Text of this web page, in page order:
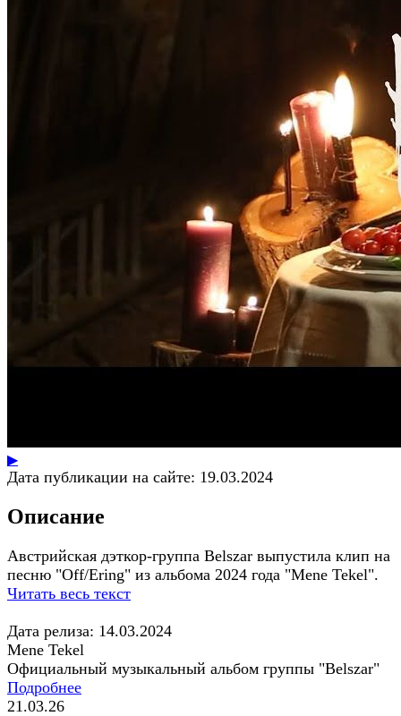
▶
Дата публикации на сайте: 19.03.2024
Описание
Австрийская дэткор-группа Belszar выпустила клип на
песню "Off/Ering" из альбома 2024 года "Mene Tekel".
Читать весь текст
Дата релиза: 14.03.2024
Mene Tekel
Официальный музыкальный альбом группы "Belszar"
Подробнее
21.03.26